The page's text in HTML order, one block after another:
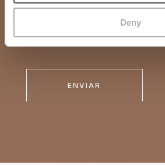
Deny
Nos gustaría que nos prestaras tu
Enviarte información comercial
servicios, novedades de AESTHETIC